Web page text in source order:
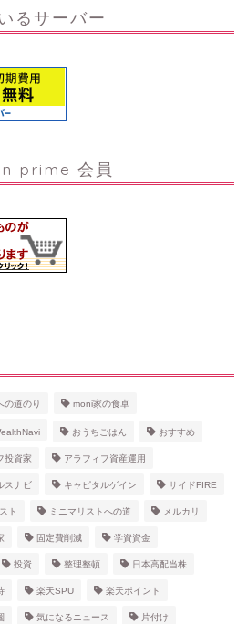
るサーバー
prime 会員
の道のり moni家の食卓
おうちごはん おすすめ
投資家 アラフィフ資産運用
スナビ キャピタルゲイン サイドFIRE
ト ミニマリストへの道 メルカリ
固定費削減 学資資金
投資 整理整頓 日本高配当株
楽天SPU 楽天ポイント
気になるニュース 片付け